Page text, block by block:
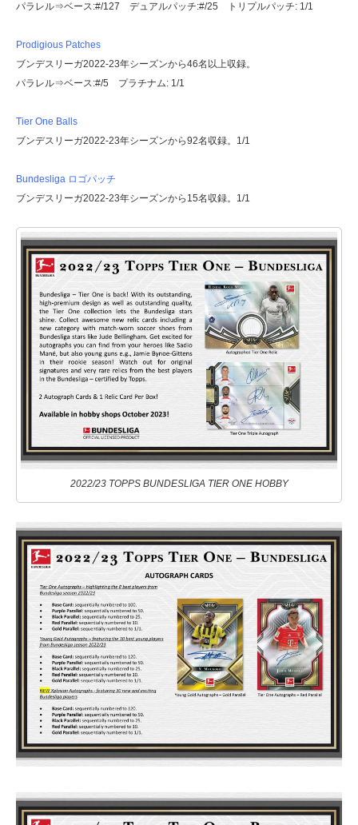
パラレル⇒ベース:#/127 デュアルパッチ:#/25 トリプルパッチ: 1/1
Prodigious Patches
ブンデスリーガ2022-23年シーズンから46名以上収録。
パラレル⇒ベース:#/5 プラチナム: 1/1
Tier One Balls
ブンデスリーガ2022-23年シーズンから92名収録。1/1
Bundesliga ロゴパッチ
ブンデスリーガ2022-23年シーズンから15名収録。1/1
2022/23 TOPPS BUNDESLIGA TIER ONE HOBBY